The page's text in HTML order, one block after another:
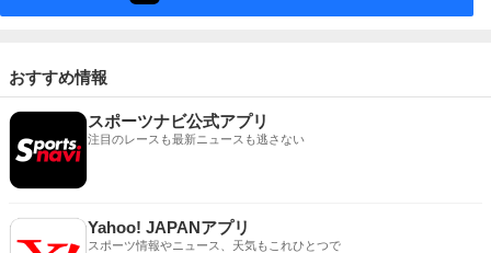
おすすめ情報
スポーツナビ公式アプリ
注目のレースも最新ニュースも逃さない
Yahoo! JAPANアプリ
スポーツ情報やニュース、天気もこれひとつで